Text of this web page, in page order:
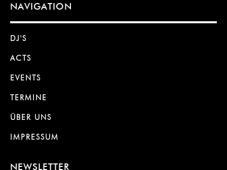
NAVIGATION
DJ'S
ACTS
EVENTS
TERMINE
ÜBER UNS
IMPRESSUM
NEWSLETTER